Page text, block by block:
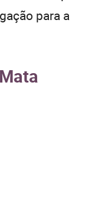
para a